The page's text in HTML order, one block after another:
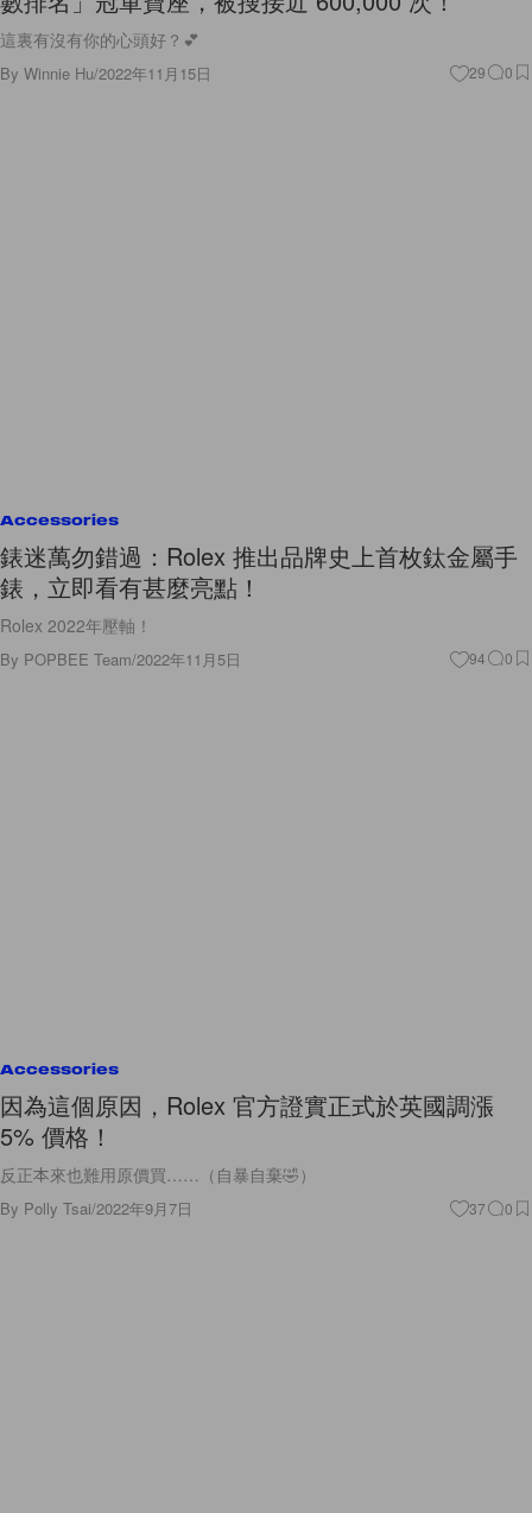
這裏有沒有你的心頭好？💕
By Winnie Hu/2022年11月15日 29 0
Accessories
錶迷萬勿錯過：Rolex 推出品牌史上首枚鈦金屬手
錶，立即看有甚麼亮點！
Rolex 2022年壓軸！
By POPBEE Team/2022年11月5日 94 0
Accessories
因為這個原因，Rolex 官方證實正式於英國調漲
5% 價格！
反正本來也難用原價買……（自暴自棄🤣）
By Polly Tsai/2022年9月7日 37 0